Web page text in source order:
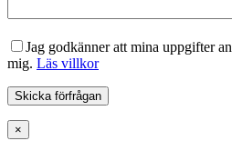
Jag godkänner att mina uppgifter
mig. Läs villkor
×